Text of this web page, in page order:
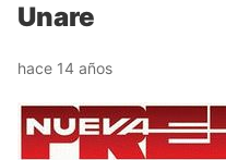
Unare
hace 14 años